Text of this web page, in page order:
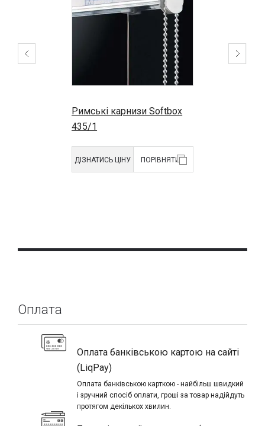
Римські карнизи Softbox
435/1
ДІЗНАТИСЬ ЦІНУ ПОРІВНЯТИ
Оплата
Оплата банківською картою на сайті
(LiqPay)
Оплата банківською карткою - найбільш швидкий
і зручний спосіб оплати, гроші за товар надійдуть
протягом декількох хвилин.